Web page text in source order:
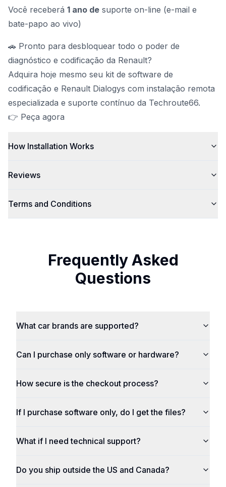
Você receberá 1 ano de suporte on-line (e-mail e
bate-papo ao vivo)
🚗 Pronto para desbloquear todo o poder de
diagnóstico e codificação da Renault?
Adquira hoje mesmo seu kit de software de
codificação e Renault Dialogys com instalação remota
especializada e suporte contínuo da Techroute66.
👉 Peça agora
How Installation Works
Reviews
Terms and Conditions
Frequently Asked
Questions
What car brands are supported?
Can I purchase only software or hardware?
How secure is the checkout process?
If I purchase software only, do I get the files?
What if I need technical support?
Do you ship outside the US and Canada?